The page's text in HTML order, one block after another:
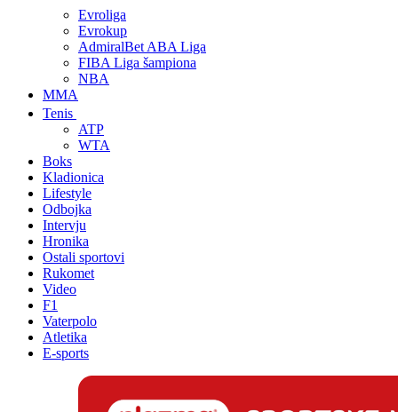
Evroliga
Evrokup
AdmiralBet ABA Liga
FIBA Liga šampiona
NBA
MMA
Tenis
ATP
WTA
Boks
Kladionica
Lifestyle
Odbojka
Intervju
Hronika
Ostali sportovi
Rukomet
Video
F1
Vaterpolo
Atletika
E-sports